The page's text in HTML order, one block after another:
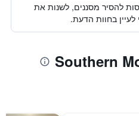
להסיר מסננים, לשנות את
בחוות הדעת.